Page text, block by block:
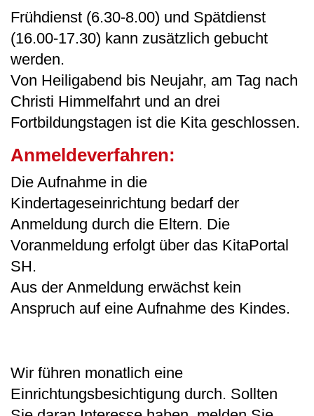
Frühdienst (6.30-8.00) und Spätdienst
(16.00-17.30) kann zusätzlich gebucht
werden.
Von Heiligabend bis Neujahr, am Tag nach
Christi Himmelfahrt und an drei
Fortbildungstagen ist die Kita geschlossen.
Anmeldeverfahren:
Die Aufnahme in die
Kindertageseinrichtung bedarf der
Anmeldung durch die Eltern. Die
Voranmeldung erfolgt über das KitaPortal
SH.
Aus der Anmeldung erwächst kein
Anspruch auf eine Aufnahme des Kindes.
Wir führen monatlich eine
Einrichtungsbesichtigung durch. Sollten